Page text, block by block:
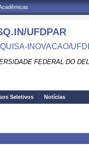
UFDPAR
INOVACAO/
FEDERAL DO
Seletivos Notícias